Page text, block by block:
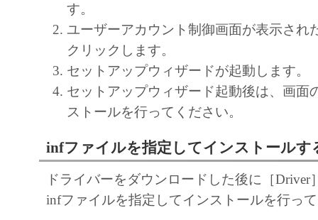
４．所有権
「本ソフトウェア」に係る権原および所有
によりキヤノンまたはキヤノンのライセン
す。
５．輸出
許可等を得ることなしに、「本ソフトウェ
は一部を、直接または間接に輸出してはな
６．サポートおよびアップデート
す。
ユーザーアカウント制御画面が表示され
クリックします。
セットアップウィザードが起動します。
セットアップウィザード起動後は、画面
ストールを行ってください。
infファイルを指定してインストールす
ドライバーをダウンロードした後に［Driver
infファイルを指定してインストールを行っ